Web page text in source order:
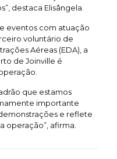
destaca Elisângela.
eventos com atuação
voluntário de
Aéreas (EDA), a
de Joinville é
que estamos
importante
e reflete
operação”, afirma.